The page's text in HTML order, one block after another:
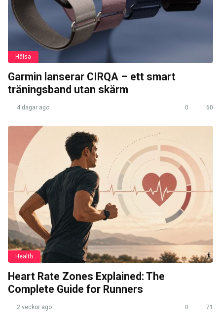
Hälsa
Garmin lanserar CIRQA – ett smart
träningsband utan skärm
4 dagar ago 0 60
Health
Heart Rate Zones Explained: The
Complete Guide for Runners
2 veckor ago 0 71